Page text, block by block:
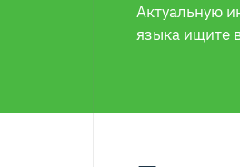
Актуальную
языка ищите